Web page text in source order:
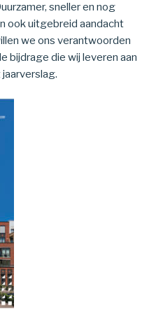
sneller en nog
ook uitgebreid aandacht
we ons verantwoorden
bijdrage die wij leveren aan